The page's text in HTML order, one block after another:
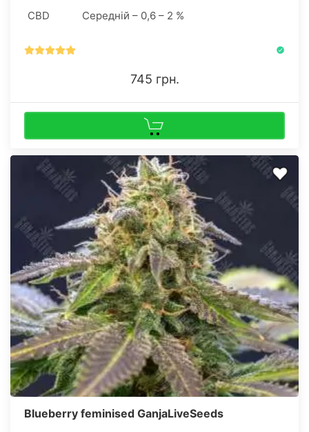
CBD Середній – 0,6 – 2 %
745 грн.
Blueberry feminised GanjaLiveSeeds